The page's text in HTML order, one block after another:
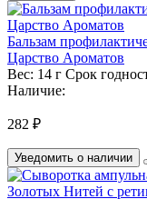
Бальзам
Царство Ароматов
Вес: 14 г Срок
Наличие:
282 ₽
Уведомить о наличии